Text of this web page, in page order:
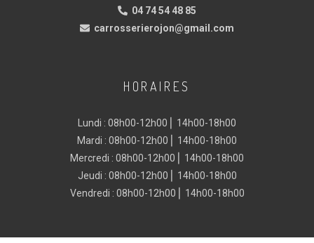
04 74 54 48 85
carrosserierojon@gmail.com
HORAIRES
Lundi : 08h00-12h00 ⎜ 14h00-18h00
Mardi : 08h00-12h00 ⎜ 14h00-18h00
Mercredi : 08h00-12h00 ⎜ 14h00-18h00
Jeudi : 08h00-12h00 ⎜ 14h00-18h00
Vendredi : 08h00-12h00 ⎜ 14h00-18h00